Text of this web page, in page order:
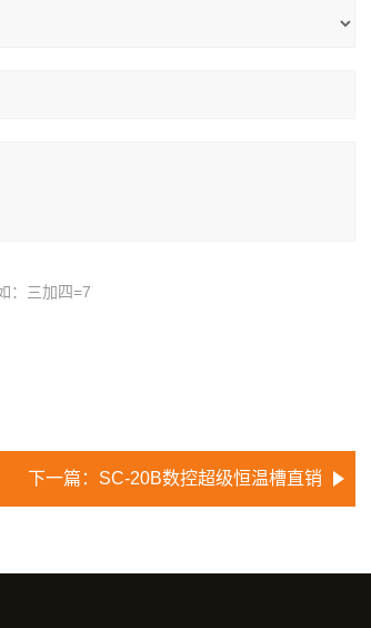
：三加四=7
下一篇： SC-20B数控超级恒温槽直销